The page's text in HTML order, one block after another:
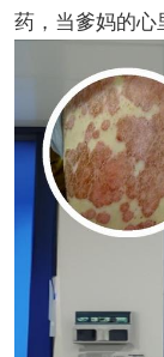
药，当爹妈的心